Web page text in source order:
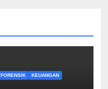
FORENSIK
KEUANGAN